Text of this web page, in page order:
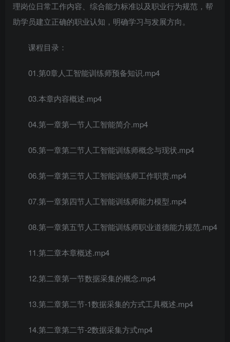
理岗位日常工作内容、综合能力标准以及职业行为规范，帮
助学员建立正确的职业认知，明确学习与发展方向。
课程目录：
01.第0章人工智能训练师预备知识.mp4
03.本章内容概述.mp4
04.第一章第一节人工智能简介.mp4
05.第一章第二节人工智能训练师概念与现状.mp4
06.第一章第三节人工智能训练师工作职责.mp4
07.第一章第四节人工智能训练师能力模型.mp4
08.第一章第五节人工智能训练师职业道德能力规范.mp4
11.第二章本章概述.mp4
12.第二章第一节数据采集的概念.mp4
13.第二章第二节-1数据采集的方式工具概述.mp4
14.第二章第二节-2数据采集方式mp4